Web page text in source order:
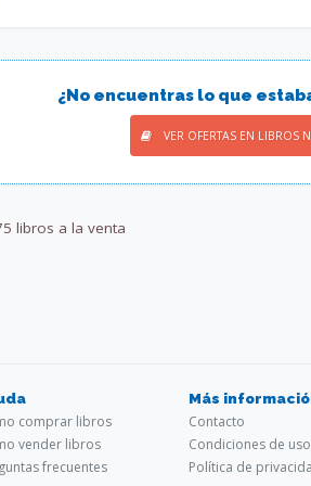
¿No encuentras lo que
VER OFERTAS EN LIBROS
libros a la venta
comprar libros
vender libros
frecuentes
Más
Contacto
Condiciones de uso
Política de